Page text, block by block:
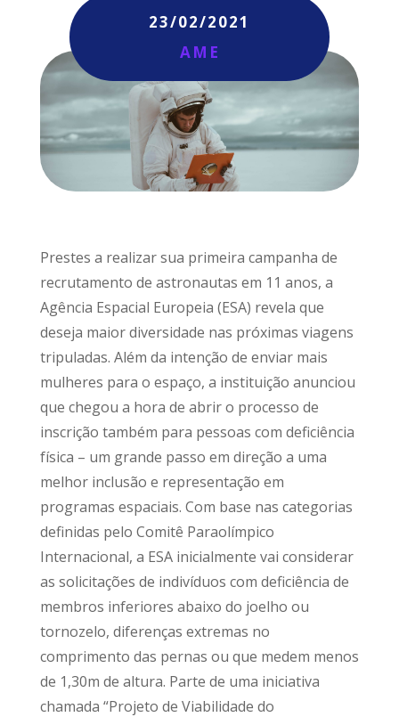
23/02/2021
AME
Prestes a realizar sua primeira campanha de
recrutamento de astronautas em 11 anos, a
Agência Espacial Europeia (ESA) revela que
deseja maior diversidade nas próximas viagens
tripuladas. Além da intenção de enviar mais
mulheres para o espaço, a instituição anunciou
que chegou a hora de abrir o processo de
inscrição também para pessoas com deficiência
física – um grande passo em direção a uma
melhor inclusão e representação em
programas espaciais. Com base nas categorias
definidas pelo Comitê Paraolímpico
Internacional, a ESA inicialmente vai considerar
as solicitações de indivíduos com deficiência de
membros inferiores abaixo do joelho ou
tornozelo, diferenças extremas no
comprimento das pernas ou que medem menos
de 1,30m de altura. Parte de uma iniciativa
chamada “Projeto de Viabilidade do